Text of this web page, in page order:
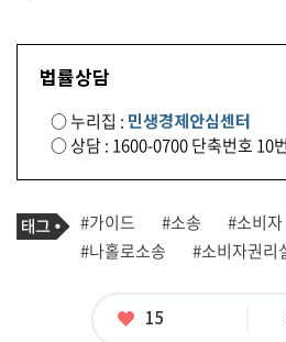
법률상담
○ 누리집 : 민생경제안심센터
○ 상담 : 1600-0700 단축번호 10번
사
관
련
태
그
#가이드 #소송 #소비자
#나홀로소송
#소비자권리
좋
15